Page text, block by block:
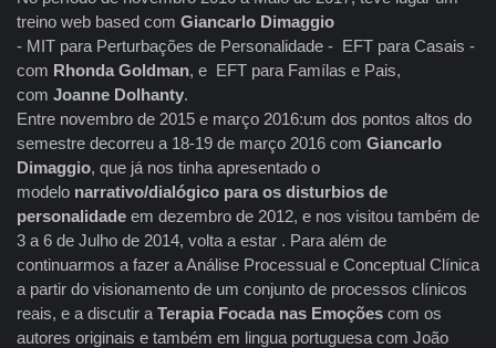
treino web based com Giancarlo Dimaggio
- MIT para Perturbações de Personalidade - EFT para Casais -
com Rhonda Goldman, e EFT para Famílas e Pais,
com Joanne Dolhanty.
Entre novembro de 2015 e março 2016:um dos pontos altos do
semestre decorreu a 18-19 de março 2016 com Giancarlo
Dimaggio, que já nos tinha apresentado o
modelo narrativo/dialógico para os disturbios de
personalidade em dezembro de 2012, e nos visitou também de
3 a 6 de Julho de 2014, volta a estar . Para além de
continuarmos a fazer a Análise Processual e Conceptual Clínica
a partir do visionamento de um conjunto de processos clínicos
reais, e a discutir a Terapia Focada nas Emoções com os
autores originais e também em lingua portuguesa com João